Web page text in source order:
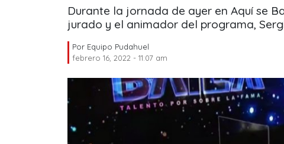
Durante la jornada de ayer en Aquí se
jurado y el animador del programa,
Por Equipo Pudahuel
febrero 16, 2022 - 11:07 am